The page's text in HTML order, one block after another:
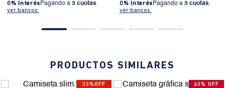
0% Interés Pagando a 3 cuotas.
ver bancos.
0% Interés Pagando a 3 cuotas.
ver bancos.
PRODUCTOS SIMILARES
50%OFF 40% OFF